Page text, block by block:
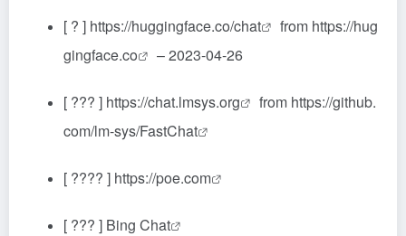
[ ? ] https://huggingface.co/chat from https://hug
gingface.co
– 2023-04-26
[ ??? ] https://chat.lmsys.org from https://github.
com/lm-sys/FastChat
[ ???? ] https://poe.com
[ ??? ] Bing Chat